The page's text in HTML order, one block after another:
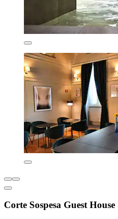
Corte Sospesa Guest